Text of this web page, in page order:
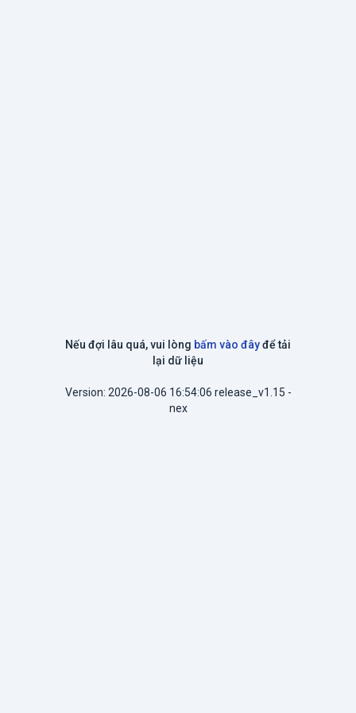
Nếu đợi lâu quá, vui lòng bấm vào đâyđể tải
lại dữ liệu
Version: 2026-08-06 16:54:06 release_v1.15 -
nex